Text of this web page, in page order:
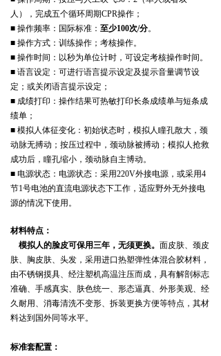
人），完成五个循环周期CPR操作；
■ 操作频率：国际标准： 至少100次/分。
■ 操作方式：训练操作；考核操作。
■ 操作时间：以秒为单位计时，可设定考核操作时间。
■ 语言设定：可进行语言提示设定及提示音量调节设
定；或关闭语言提示设定；
■ 成绩打印：操作结果可热敏打印长条成绩单与短条成
绩单；
■ 模拟人体征变化：初始状态时，模拟人瞳孔散大，颈
动脉无搏动；按压过程中，颈动脉被搏动；模拟人抢救
成功后，瞳孔缩小，颈动脉自主博动。
■ 电源状态： 电源状态：采用220V外接电源，或采用4
节1号电池的直流电源状态下工作，适应野外无外接电
源的情况下使用。
材料特点：
模拟人的脸皮可保用三年，无须更换。 面皮肤、颈皮
肤、胸皮肤、头发，采用进口热塑弹性体混合胶材料，
由不锈钢摸具、经注塑机高温注压而成，具有解剖标志
准确、手感真实、肤色统一、形态逼真、外形美观、经
久耐用、消毒清洗不变形、拆装更换方便等特点，其材
料达到国外同等水平。
标准套配置：